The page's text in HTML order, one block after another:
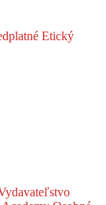
Etický